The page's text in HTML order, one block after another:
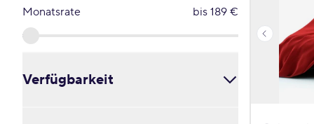
Monatsrate bis 189 €
Verfügbarkeit